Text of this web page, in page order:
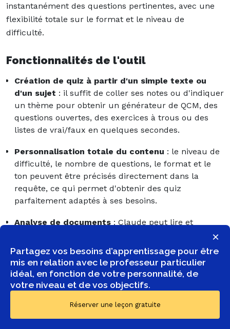
×
Partagez vos besoins d’apprentissage pour être
mis en relation avec le professeur particulier
idéal, en fonction de votre personnalité, de
votre niveau et de vos objectifs.
Réserver une leçon gratuite
instantanément des questions pertinentes, avec une
flexibilité totale sur le format et le niveau de
difficulté.
Fonctionnalités de l'outil
Création de quiz à partir d'un simple texte ou
d'un sujet : il suffit de coller ses notes ou d'indiquer
un thème pour obtenir un générateur de QCM, des
questions ouvertes, des exercices à trous ou des
listes de vrai/faux en quelques secondes.
Personnalisation totale du contenu : le niveau de
difficulté, le nombre de questions, le format et le
ton peuvent être précisés directement dans la
requête, ce qui permet d'obtenir des quiz
parfaitement adaptés à ses besoins.
Analyse de documents : Claude peut lire et
extraire les points clés et en faire des questions de
révision.
Reformulation et variation des questions
peut générer plusieurs versions d'une même
question, reformuler des réponses ou créer des
variantes de difficulté croissante sur demande.